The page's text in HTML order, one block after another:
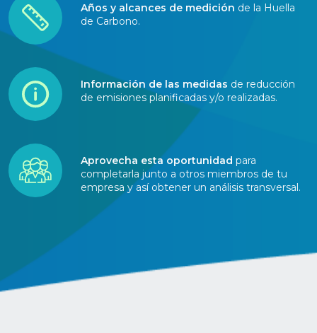
Años y alcances de medición de la Huella
de Carbono.
Información de las medidas de reducción
de emisiones planificadas y/o realizadas.
Aprovecha esta oportunidad para
completarla junto a otros miembros de tu
empresa y así obtener un análisis transversal.